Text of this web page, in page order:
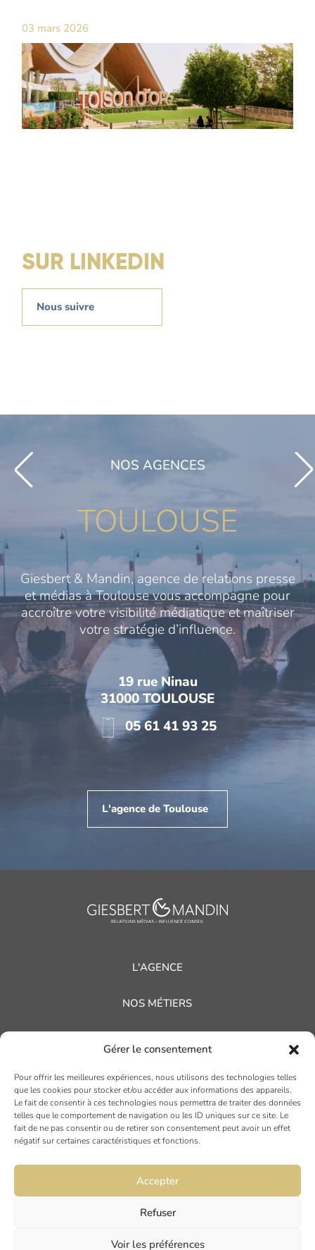
Gérer le consentement
Pour offrir les meilleures expériences, nous utilisons des technologies telles
que les cookies pour stocker et/ou accéder aux informations des appareils.
Le fait de consentir à ces technologies nous permettra de traiter des données
telles que le comportement de navigation ou les ID uniques sur ce site. Le
fait de ne pas consentir ou de retirer son consentement peut avoir un effet
négatif sur certaines caractéristiques et fonctions.
Accepter
Refuser
Voir les préférences
03 mars 2026
SUR LINKEDIN
Nous suivre
NOS AGENCES
TOULOUSE
Giesbert & Mandin, agence de relations presse
et médias à Toulouse vous accompagne pour
accroître votre visibilité médiatique et maîtriser
votre stratégie d’influence.
19 rue Ninau
31000 TOULOUSE
05 61 41 93 25
L'agence de Toulouse
L'AGENCE
NOS MÉTIERS
NOS ACTUALITÉS
AVIS CLIENTS
TOULOUSE